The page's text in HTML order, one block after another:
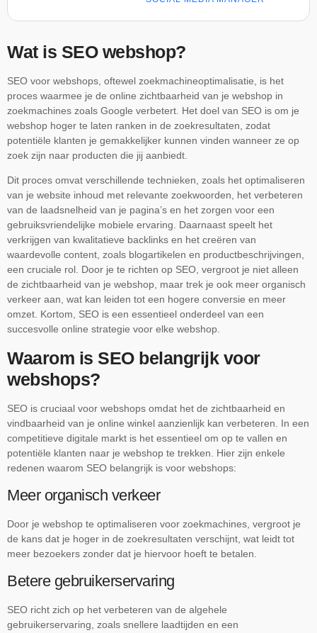
Wat is SEO webshop?
SEO voor webshops, oftewel zoekmachineoptimalisatie, is het
proces waarmee je de online zichtbaarheid van je webshop in
zoekmachines zoals Google verbetert. Het doel van SEO is om je
webshop hoger te laten ranken in de zoekresultaten, zodat
potentiële klanten je gemakkelijker kunnen vinden wanneer ze op
zoek zijn naar producten die jij aanbiedt.
Dit proces omvat verschillende technieken, zoals het optimaliseren
van je website inhoud met relevante zoekwoorden, het verbeteren
van de laadsnelheid van je pagina’s en het zorgen voor een
gebruiksvriendelijke mobiele ervaring. Daarnaast speelt het
verkrijgen van kwalitatieve backlinks en het creëren van
waardevolle content, zoals blogartikelen en productbeschrijvingen,
een cruciale rol. Door je te richten op SEO, vergroot je niet alleen
de zichtbaarheid van je webshop, maar trek je ook meer organisch
verkeer aan, wat kan leiden tot een hogere conversie en meer
omzet. Kortom, SEO is een essentieel onderdeel van een
succesvolle online strategie voor elke webshop.
Waarom is SEO belangrijk voor
webshops?
SEO is cruciaal voor webshops omdat het de zichtbaarheid en
vindbaarheid van je online winkel aanzienlijk kan verbeteren. In een
competitieve digitale markt is het essentieel om op te vallen en
potentiële klanten naar je webshop te trekken. Hier zijn enkele
redenen waarom SEO belangrijk is voor webshops:
Meer organisch verkeer
Door je webshop te optimaliseren voor zoekmachines, vergroot je
de kans dat je hoger in de zoekresultaten verschijnt, wat leidt tot
meer bezoekers zonder dat je hiervoor hoeft te betalen.
Betere gebruikerservaring
SEO richt zich op het verbeteren van de algehele
gebruikerservaring, zoals snellere laadtijden en een